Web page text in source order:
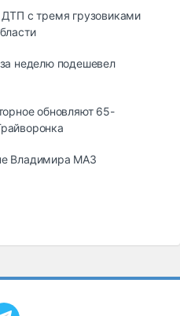
с тремя грузовиками
неделю подешевел
обновляют 65-
Владимира МАЗ